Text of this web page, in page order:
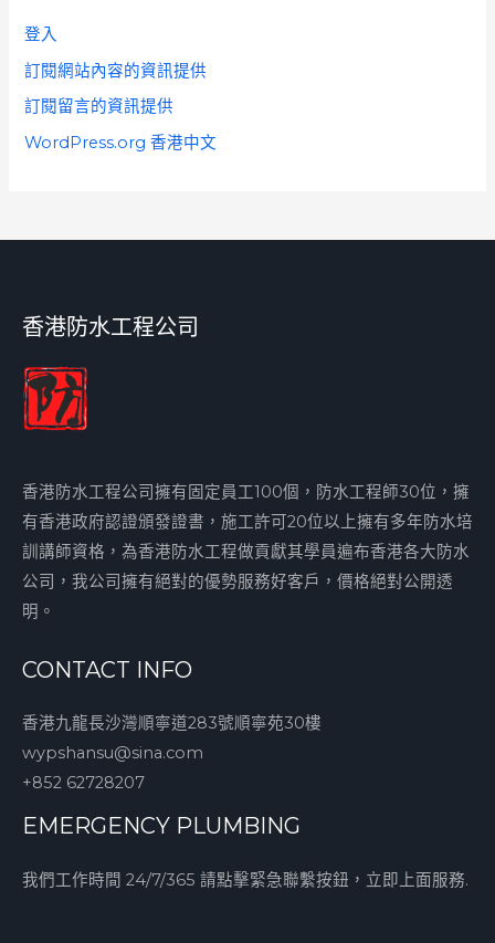
登入
訂閱網站內容的資訊提供
訂閱留言的資訊提供
WordPress.org 香港中文
香港防水工程公司
香港防水工程公司擁有固定員工100個，防水工程師30位，擁
有香港政府認證頒發證書，施工許可20位以上擁有多年防水培
訓講師資格，為香港防水工程做貢獻其學員遍布香港各大防水
公司，我公司擁有絕對的優勢服務好客戶，價格絕對公開透
明。
CONTACT INFO
香港九龍長沙灣順寧道283號順寧苑30樓
wypshansu@sina.com
+852 62728207
EMERGENCY PLUMBING
我們工作時間 24/7/365 請點擊緊急聯繫按鈕，立即上面服務.